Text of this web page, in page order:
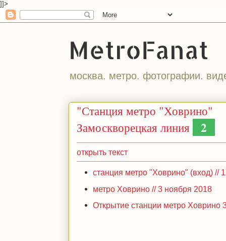
]]>
MetroFanat
москва. метро. фотографии.
"Станция метро "Ховрино"
Замоскворецкая линия
2
открыть текст
станция метро "Ховрино" (вход) //
метро Ховрино // 3 ноября 2018
Открытие станции метро Ховрино